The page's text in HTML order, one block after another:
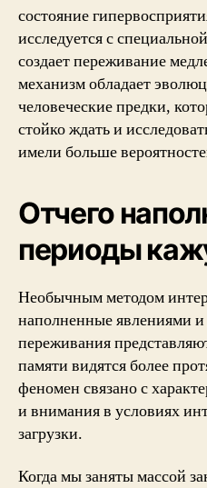
состояние
исследуется с
создает переживание
механизм обладает
человеческие предки,
стойко ждать и
имели больше
Отчего
периоды
Необычным методом
наполненные явлениями
переживания
памяти видятся более
феномен связано с
и внимания в условиях
загрузки.
Когда мы заняты массой